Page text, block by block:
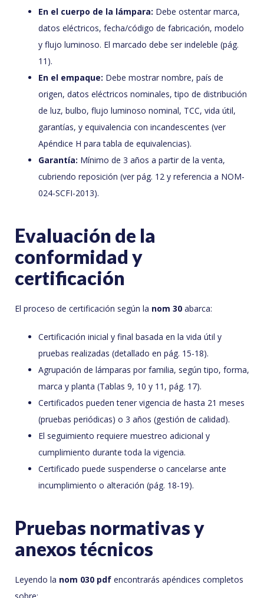
En el cuerpo de la lámpara: Debe ostentar marca,
datos eléctricos, fecha/código de fabricación, modelo
y flujo luminoso. El marcado debe ser indeleble (pág.
11).
En el empaque: Debe mostrar nombre, país de
origen, datos eléctricos nominales, tipo de distribución
de luz, bulbo, flujo luminoso nominal, TCC, vida útil,
garantías, y equivalencia con incandescentes (ver
Apéndice H para tabla de equivalencias).
Garantía: Mínimo de 3 años a partir de la venta,
cubriendo reposición (ver pág. 12 y referencia a NOM-
024-SCFI-2013).
Evaluación de la
conformidad y
certificación
El proceso de certificación según la nom 30 abarca:
Certificación inicial y final basada en la vida útil y
pruebas realizadas (detallado en pág. 15-18).
Agrupación de lámparas por familia, según tipo, forma,
marca y planta (Tablas 9, 10 y 11, pág. 17).
Certificados pueden tener vigencia de hasta 21 meses
(pruebas periódicas) o 3 años (gestión de calidad).
El seguimiento requiere muestreo adicional y
cumplimiento durante toda la vigencia.
Certificado puede suspenderse o cancelarse ante
incumplimiento o alteración (pág. 18-19).
Pruebas normativas y
anexos técnicos
Leyendo la nom 030 pdf encontrarás apéndices completos